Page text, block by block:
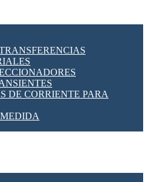
DE CORRIENTE PARA